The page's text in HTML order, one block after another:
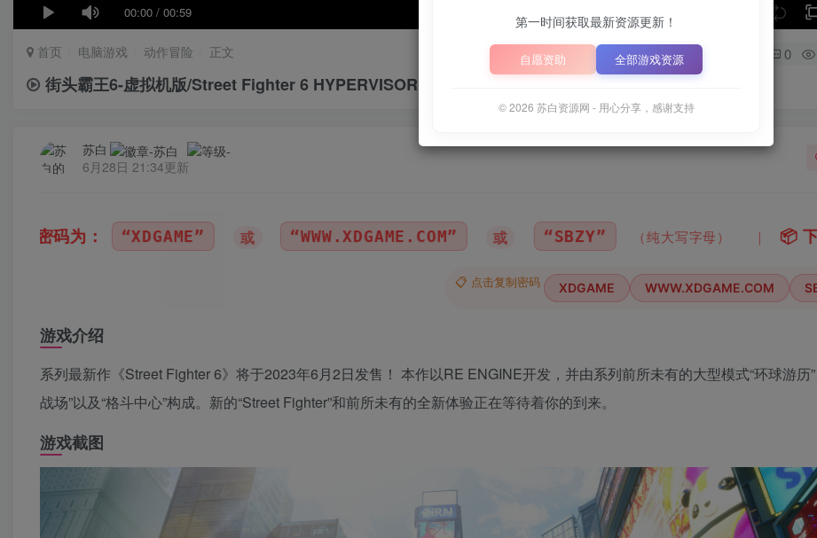
00:00 / 00:59
首页 电脑游戏 动作冒险 正文 0
街头霸王6-虚拟机版/Street Fighter 6 HYPERVISOR
苏白
6月28日 21:34更新
“WWW.XDGAME.COM” 或 “SBZY” （纯大写字母） ｜ 📦下载地址空文件为 正在上传中 ，请
📋 点击复制密码 XDGAME WWW.XDGAME.COM
游戏介绍
系列最新作《Street Fighter 6》将于2023年6月2日发售！ 本作以RE ENGINE开发，并由系列前所未有的大型模式“环球游历”
战场”以及“格斗中心”构成。新的“Street Fighter”和前所未有的全新体验正在等待着你的到来。
游戏截图
第一时间获取最新资源更新！
自愿资助 全部游戏资源
© 2026 苏白资源网 - 用心分享，感谢支持